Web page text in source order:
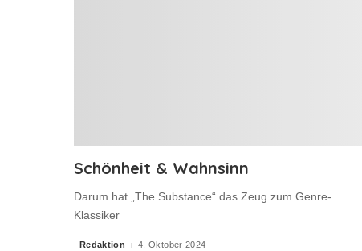
Schönheit & Wahnsinn
Darum hat „The Substance“ das Zeug zum Genre-
Klassiker
Posted
Redaktion 4. Oktober 2024